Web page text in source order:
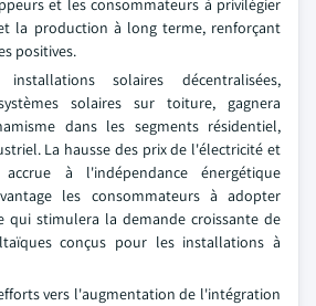
et les consommateurs à privilégier
la production à long terme, renforçant
positives.
solaires décentralisées,
solaires sur toiture, gagnera
dans les segments résidentiel,
La hausse des prix de l'électricité et
à l'indépendance énergétique
les consommateurs à adopter
qui stimulera la demande croissante de
conçus pour les installations à
vers l'augmentation de l'intégration